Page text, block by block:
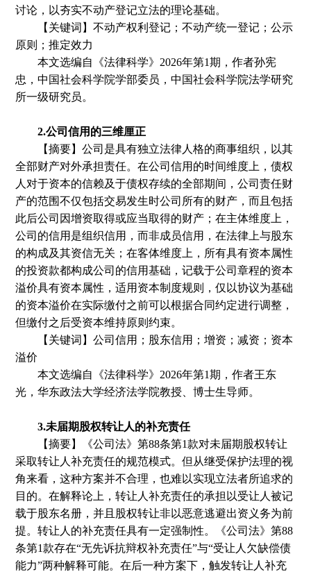
讨论，以夯实不动产登记立法的理论基础。
【关键词】不动产权利登记；不动产统一登记；公示
原则；推定效力
本文选编自
《法律科学》 2026年第1期 ，作者孙宪
忠 ，中国社会科学院学部委员，中国社会科学院法学研究
所一级研究员。
2.公司信用的三维厘正
【摘要】公司是具有独立法律人格的商事组织，以其
全部财产对外承担责任。在公司信用的时间维度上，债权
人对于资本的信赖及于债权存续的全部期间，公司责任财
产的范围不仅包括交易发生时公司所有的财产，而且包括
此后公司因增资取得或应当取得的财产；在主体维度上，
公司的信用是组织信用，而非成员信用，在法律上与股东
的构成及其资信无关；在客体维度上，所有具有资本属性
的投资款都构成公司的信用基础，记载于公司章程的资本
溢价具有资本属性，适用资本制度规则，仅以协议为基础
的资本溢价在实际缴付之前可以根据合同约定进行调整，
但缴付之后受资本维持原则约束。
【关键词】公司信用；股东信用；增资；减资；资本
溢价
本文选编自
《法律科学》 2026年第1期 ，作者王东
光 ，华东政法大学经济法学院教授、博士生导师。
3.未届期股权转让人的补充责任
【摘要】《公司法》第88条第1款对未届期股权转让
采取转让人补充责任的规范模式。但从继受保护法理的视
角来看，这种方案并不合理，也难以实现立法者所追求的
目的。在解释论上，转让人补充责任的承担以受让人被记
载于股东名册，并且股权转让非以恶意逃避出资义务为前
提。转让人的补充责任具有一定强制性。《公司法》第88
条第1款存在“无先诉抗辩权补充责任”与“受让人欠缺偿债
能力”两种解释可能。在后一种方案下，触发转让人补充